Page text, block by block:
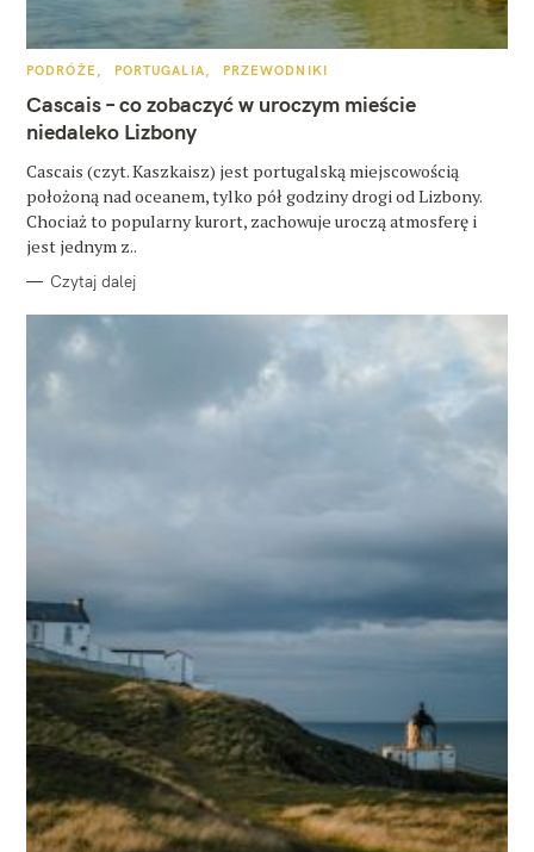
K
T
E
G
O
I
PODRÓŻE PORTUGALIA PRZEWODNIKI
Cascais – co zobaczyć w uroczym mieście
niedaleko Lizbony
Cascais (czyt. Kaszkaisz) jest portugalską miejscowością
położoną nad oceanem, tylko pół godziny drogi od Lizbony.
Chociaż to popularny kurort, zachowuje uroczą atmosferę i
jest jednym z..
Czytaj dalej
k
j